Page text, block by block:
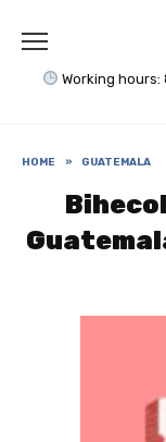
content
Working hours:
HOME » GUATEMALA